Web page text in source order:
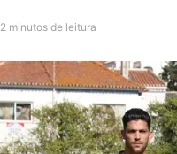
2 minutos de leitura